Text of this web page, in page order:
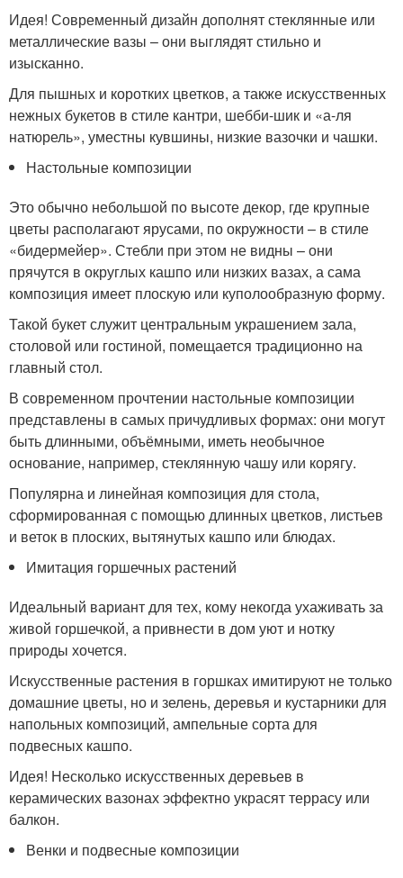
Идея! Современный дизайн дополнят стеклянные или
металлические вазы – они выглядят стильно и
изысканно.
Для пышных и коротких цветков, а также искусственных
нежных букетов в стиле кантри, шебби-шик и «а-ля
натюрель», уместны кувшины, низкие вазочки и чашки.
Настольные композиции
Это обычно небольшой по высоте декор, где крупные
цветы располагают ярусами, по окружности – в стиле
«бидермейер». Стебли при этом не видны – они
прячутся в округлых кашпо или низких вазах, а сама
композиция имеет плоскую или куполообразную форму.
Такой букет служит центральным украшением зала,
столовой или гостиной, помещается традиционно на
главный стол.
В современном прочтении настольные композиции
представлены в самых причудливых формах: они могут
быть длинными, объёмными, иметь необычное
основание, например, стеклянную чашу или корягу.
Популярна и линейная композиция для стола,
сформированная с помощью длинных цветков, листьев
и веток в плоских, вытянутых кашпо или блюдах.
Имитация горшечных растений
Идеальный вариант для тех, кому некогда ухаживать за
живой горшечкой, а привнести в дом уют и нотку
природы хочется.
Искусственные растения в горшках имитируют не только
домашние цветы, но и зелень, деревья и кустарники для
напольных композиций, ампельные сорта для
подвесных кашпо.
Идея! Несколько искусственных деревьев в
керамических вазонах эффектно украсят террасу или
балкон.
Венки и подвесные композиции